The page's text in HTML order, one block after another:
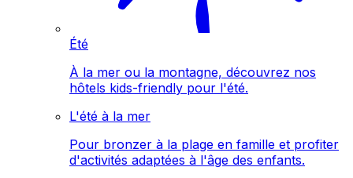
Été
À la mer ou la montagne, découvrez nos
hôtels kids-friendly pour l'été.
L'été à la mer
Pour bronzer à la plage en famille et profiter
d'activités adaptées à l'âge des enfants.